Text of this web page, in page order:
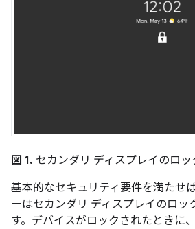
図 1. セカンダリ ディスプレイのロッ
基本的なセキュリティ要件を満たせ
ーはセカンダリ ディスプレイのロッ
す。デバイスがロックされたときに